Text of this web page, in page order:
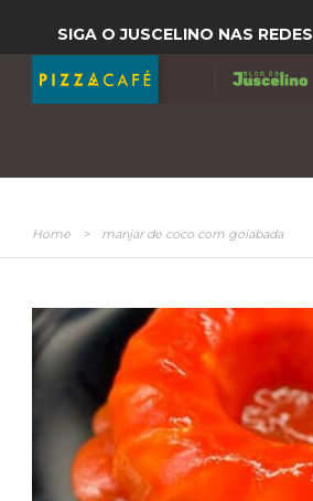
SIGA O JUSCELINO NAS REDES
Home > manjar de coco com goiabada